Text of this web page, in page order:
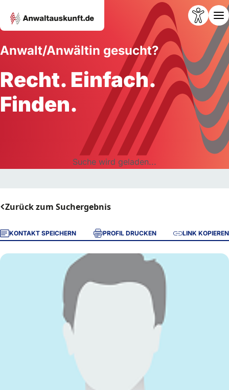
Anwalt/Anwältin gesucht?
Recht. Einfach.
Finden.
Suche wird geladen...
Zurück zum Suchergebnis
KONTAKT SPEICHERN PROFIL DRUCKEN LINK KOPIEREN